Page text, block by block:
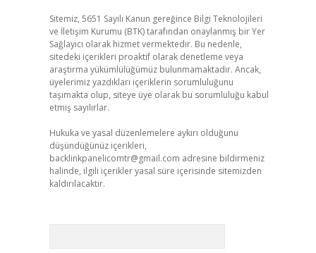
Sitemiz, 5651 Sayılı Kanun gereğince Bilgi Teknolojileri
ve İletişim Kurumu (BTK) tarafından onaylanmış bir Yer
Sağlayıcı olarak hizmet vermektedir. Bu nedenle,
sitedeki içerikleri proaktif olarak denetleme veya
araştırma yükümlülüğümüz bulunmamaktadır. Ancak,
üyelerimiz yazdıkları içeriklerin sorumluluğunu
taşımakta olup, siteye üye olarak bu sorumluluğu kabul
etmiş sayılırlar.
Hukuka ve yasal düzenlemelere aykırı olduğunu
düşündüğünüz içerikleri,
backlinkpanelicomtr@gmail.com adresine bildirmeniz
halinde, ilgili içerikler yasal süre içerisinde sitemizden
kaldırılacaktır.